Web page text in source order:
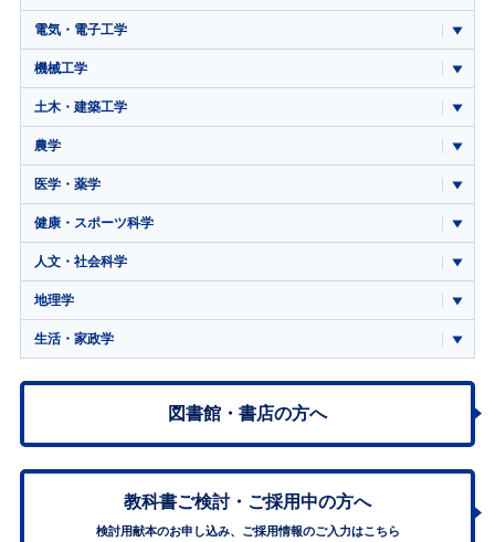
電気・電子工学
機械工学
土木・建築工学
農学
医学・薬学
健康・スポーツ科学
人文・社会科学
地理学
生活・家政学
図書館・書店の方へ
教科書ご検討・ ご採用中の方へ
検討用献本のお申し込み、ご採用情報のご入力はこちら